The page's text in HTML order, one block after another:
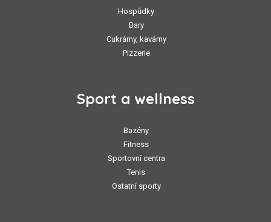
Hospůdky
Bary
Cukrárny, kavárny
Pizzerie
Sport a wellness
Bazény
Fitness
Sportovní centra
Tenis
Ostatní sporty